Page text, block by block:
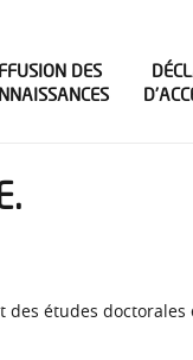
DES
études doctorales